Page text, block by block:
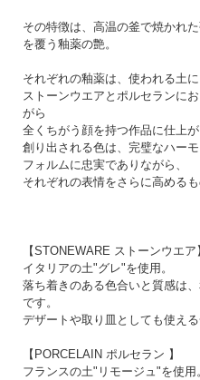
その特徴は、高温の釜で焼かれ
を覆う釉薬の艶。
それぞれの釉薬は、使われる土
ストーンウエアとポルセランに
がら
全くちがう顔を持つ作品に仕上が
創り出される色は、完璧なハー
フォルムに忠実でありながら、
それぞれの表情をさらに高めるも
【STONEWARE ストーンウエア
イタリアの土"グレ"を使用。
落ち着きのある色合いと質感は
です。
デザートや取り皿としても使える
【PORCELAIN ポルセラン 】
フランスの土"リモージュ"を使用